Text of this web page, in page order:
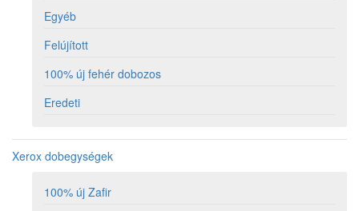
Egyéb
Felújított
100% új fehér dobozos
Eredeti
Xerox dobegységek
100% új Zafir